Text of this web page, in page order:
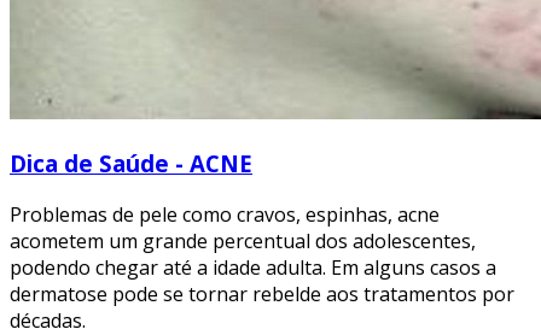
Dica de Saúde - ACNE
Problemas de pele como cravos, espinhas, acne
acometem um grande percentual dos adolescentes,
podendo chegar até a idade adulta. Em alguns casos a
dermatose pode se tornar rebelde aos tratamentos por
décadas.